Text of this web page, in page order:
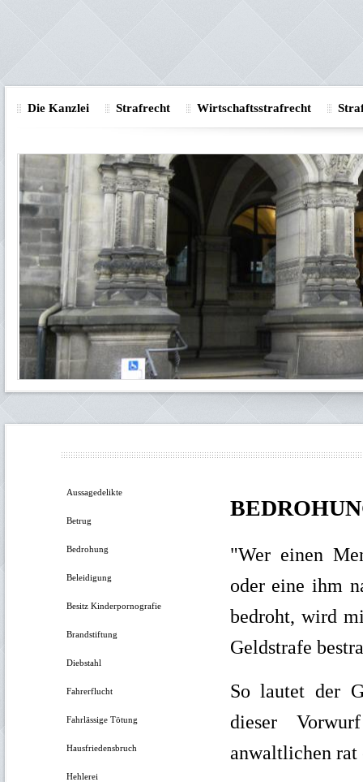
Die Kanzlei Strafrecht Wirtschaftsstrafrecht
Aussagedelikte
Betrug
Bedrohung
Beleidigung
Besitz Kinderpornografie
Brandstiftung
Diebstahl
Fahrerflucht
Fahrlässige Tötung
Hausfriedensbruch
Hehlerei
"Wer einen
oder eine ihm
bedroht, wird
Geldstrafe
So lautet der
dieser
anwaltlichen rat